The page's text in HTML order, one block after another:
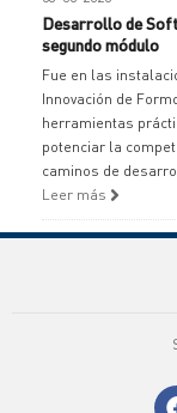
Desarrollo de
segundo módulo
Fue en las
Innovación de
herramientas
potenciar la
caminos de
Leer más